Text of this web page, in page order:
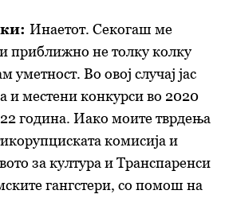
Инаетот. Секогаш ме
приближно не толку колку
уметност. Во овој случај јас
и местени конкурси во 2020
година. Иако моите тврдења
комисија и
за култура и Транспаренси
гангстери, со помош на